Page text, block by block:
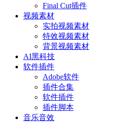
Final Cut插件
视频素材
实拍视频素材
特效视频素材
背景视频素材
AI黑科技
软件插件
Adobe软件
插件合集
软件插件
插件脚本
音乐音效